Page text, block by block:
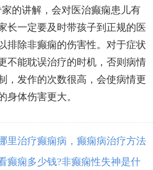
的讲解，会对医治癫痫患儿有
长一定要及时带孩子到正规的医
排除非癫痫的伤害性。对于症状
不能耽误治疗的时机，否则病情
，发作的次数很高，会使病情更
身体伤害更大。
里治疗癫痫病，癫痫病治疗方法
癫痫多少钱?非癫痫性失神是什